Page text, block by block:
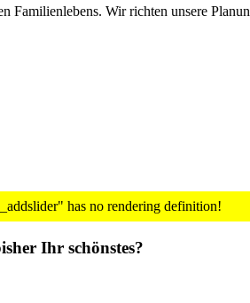
Familienlebens. Wir richten unsere
has no rendering definition!
Ihr schönstes?